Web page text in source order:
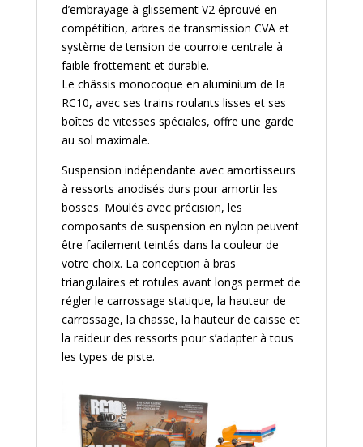
d’embrayage à glissement V2 éprouvé en
compétition, arbres de transmission CVA et
système de tension de courroie centrale à
faible frottement et durable.
Le châssis monocoque en aluminium de la
RC10, avec ses trains roulants lisses et ses
boîtes de vitesses spéciales, offre une garde
au sol maximale.
Suspension indépendante avec amortisseurs
à ressorts anodisés durs pour amortir les
bosses. Moulés avec précision, les
composants de suspension en nylon peuvent
être facilement teintés dans la couleur de
votre choix. La conception à bras
triangulaires et rotules avant longs permet de
régler le carrossage statique, la hauteur de
carrossage, la chasse, la hauteur de caisse et
la raideur des ressorts pour s’adapter à tous
les types de piste.